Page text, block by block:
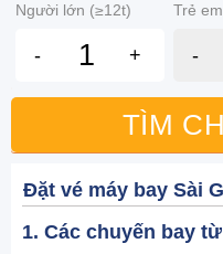
Người lớn (≥12t)
Trẻ
- + -
TÌM
Đặt vé máy bay Sài
1. Các chuyến bay